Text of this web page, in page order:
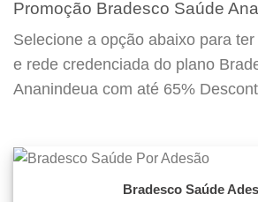
Promoção Bradesco Saúde
Selecione a opção abaixo para
e rede credenciada do plano
Ananindeua com até 65%
Bradesco Saúde